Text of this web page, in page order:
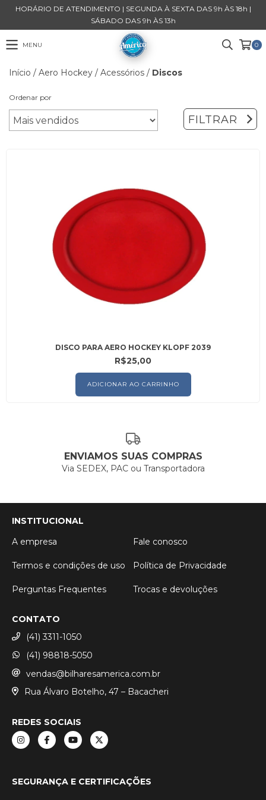
HORÁRIO DE ATENDIMENTO | SEGUNDA À SEXTA DAS 9h ÀS 18h |
SÁBADO DAS 9h ÀS 13h
MENU 0
Início / Aero Hockey / Acessórios / Discos
Ordenar por
FILTRAR
DISCO PARA AERO HOCKEY KLOPF 2039
R$25,00
ENVIAMOS SUAS COMPRAS
Via SEDEX, PAC ou Transportadora
INSTITUCIONAL
A empresa
Fale conosco
Termos e condições de uso Política de Privacidade
Perguntas Frequentes Trocas e devoluções
CONTATO
(41) 3311-1050
(41) 98818-5050
vendas@bilharesamerica.com.br
Rua Álvaro Botelho, 47 – Bacacheri
REDES SOCIAIS
SEGURANÇA E CERTIFICAÇÕES